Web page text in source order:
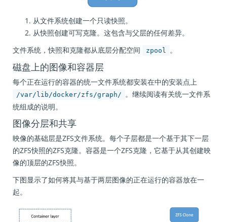
从文件系统创建一个只读快照。
从快照创建可写克隆。这包含与父层的任何差异。
文件系统，快照和克隆都从底层分配空间
zpool
。
磁盘上的图像和容器层
每个正在运行的容器的统一文件系统都安装在中的安装点上
/var/lib/docker/zfs/graph/
。继续阅读有关统一文件系
统组成的说明。
图像分层和共享
映像的基础层是ZFS文件系统。每个子层都是一个基于其下一层
的ZFS快照的ZFS克隆。容器是一个ZFS克隆，它基于从其创建映
像的顶层的ZFS快照。
下图显示了如何将其与基于两层图像的正在运行的容器放在一
起。